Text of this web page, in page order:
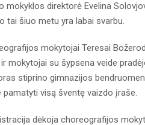
mokyklos direktorė Evelina
tai šiuo metu yra labai svarbu.
mokytojai Teresai
mokytojai su šypsena veide
stiprino gimnazijos
pamatyti visą šventę vaizdo įraše.
dėkoja choreografijos